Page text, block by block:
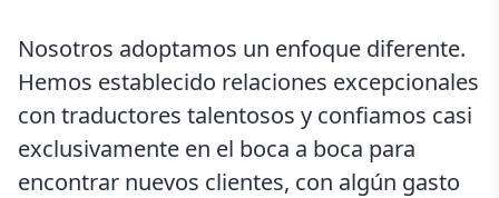
Nosotros adoptamos un enfoque diferente.
Hemos establecido relaciones excepcionales
con traductores talentosos y confiamos casi
exclusivamente en el boca a boca para
encontrar nuevos clientes, con algún gasto